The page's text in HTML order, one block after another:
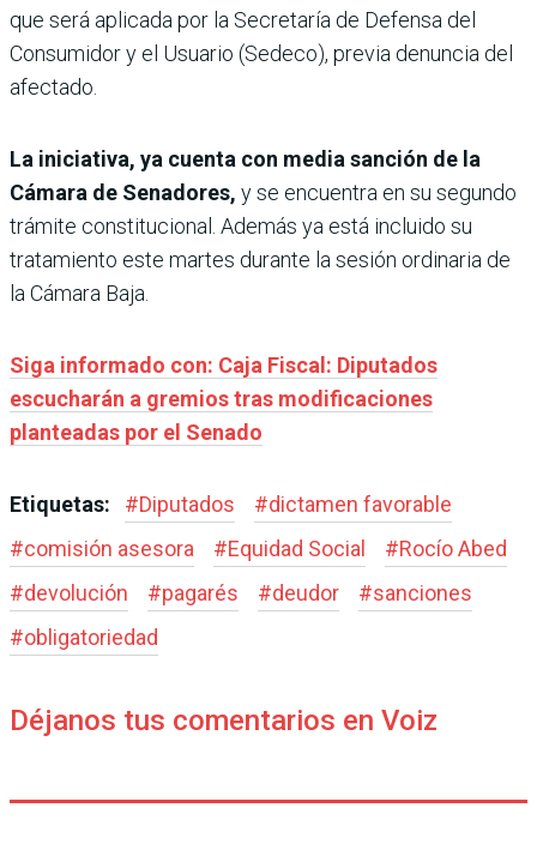
que será aplicada por la Secretaría de Defensa del
Consumidor y el Usuario (Sedeco), previa denuncia del
afectado.
La iniciativa, ya cuenta con media sanción de la
Cámara de Senadores, y se encuentra en su segundo
trámite constitucional. Además ya está incluido su
tratamiento este martes durante la sesión ordinaria de
la Cámara Baja.
Siga informado con: Caja Fiscal: Diputados
escucharán a gremios tras modificaciones
planteadas por el Senado
Etiquetas: #Diputados #dictamen favorable
#comisión asesora #Equidad Social #Rocío Abed
#devolución #pagarés #deudor #sanciones
#obligatoriedad
Déjanos tus comentarios en Voiz